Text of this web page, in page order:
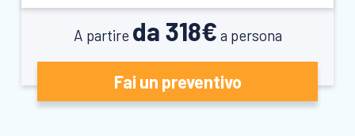
A partire da 318€ a persona
Fai un preventivo